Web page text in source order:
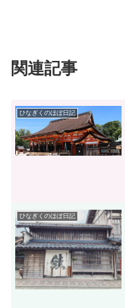
関連記事
ひなぎくのほぼ日記
ひなぎくのほぼ日記